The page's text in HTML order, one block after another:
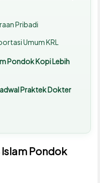
Pribadi
Umum KRL
Pondok Kopi Lebih
Praktek Dokter
Islam Pondok